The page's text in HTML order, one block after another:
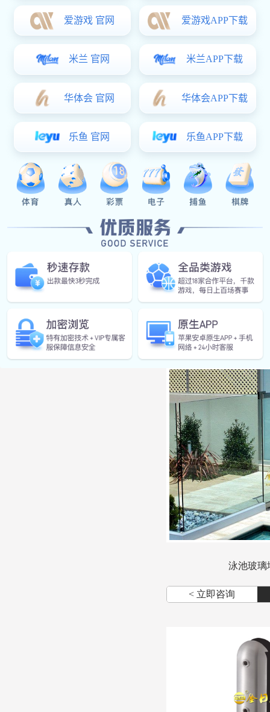
· 桥梁护栏
· 玻璃护栏
更多>>
< 立即咨询
阳台玻璃地
< 立即咨询
泳池玻璃
< 立即咨询